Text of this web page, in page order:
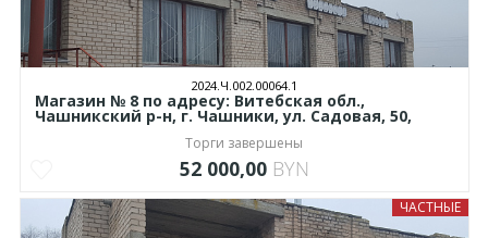
2024.Ч.002.00064.1
Магазин № 8 по адресу: Витебская обл.,
Чашникский р-н, г. Чашники, ул. Садовая, 50,
Торги завершены
52 000,00 BYN
ЧАСТНЫЕ